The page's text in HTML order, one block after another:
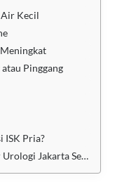
Air Kecil
Pinggang
ISK Pria?
Jakarta Segera